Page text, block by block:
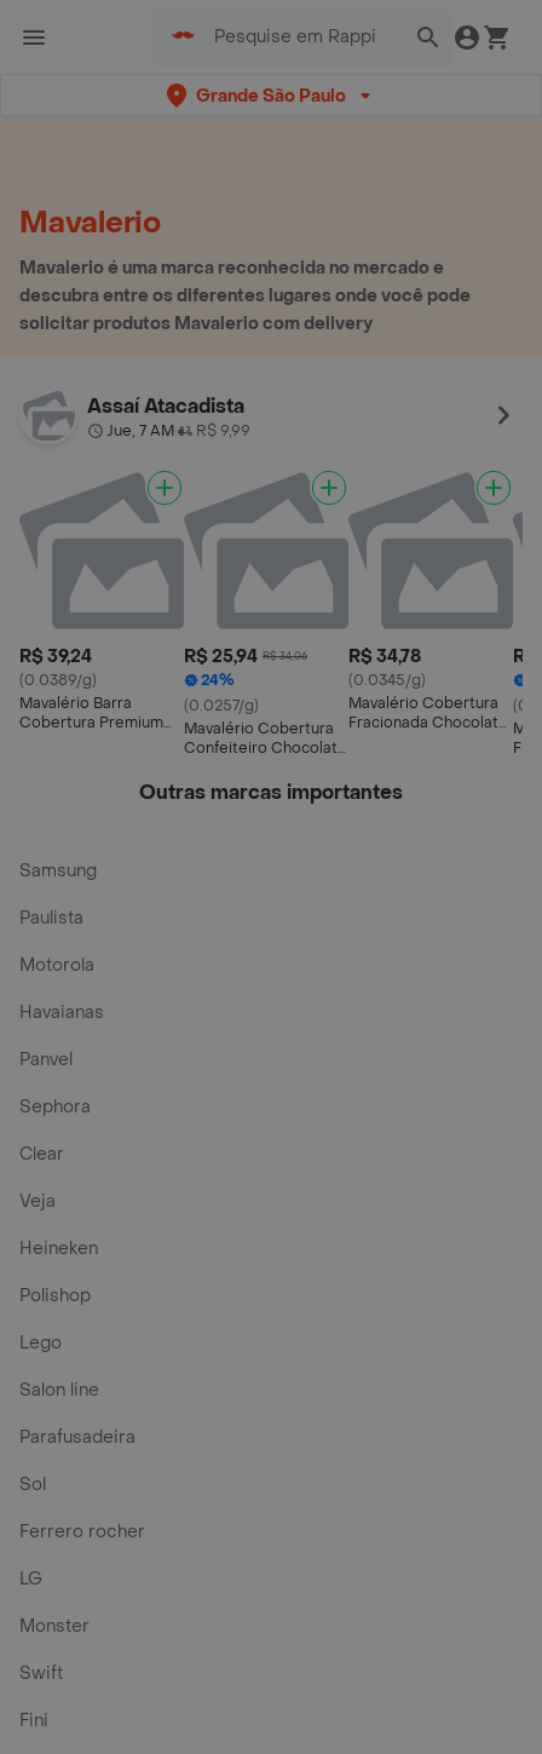
Grande São Paulo
Mavalerio
Mavalerio é uma marca reconhecida no mercado e
descubra entre os diferentes lugares onde você pode
solicitar produtos Mavalerio com delivery
Assaí Atacadista
Jue, 7 AM• R$ 9,99
R$ 39,24
(0.0389/g)
Mavalério Barra
Cobertura Premium
R$ 25,94 R$ 34,06
24%
(0.0257/g)
Mavalério Cobertura
Confeiteiro Chocolate
R$ 34,78
(0.0345/g)
Mavalério Cobertura
Fracionada Chocolate
R$
Outras marcas importantes
Samsung
Paulista
Motorola
Havaianas
Panvel
Sephora
Clear
Veja
Heineken
Polishop
Lego
Salon line
Parafusadeira
Sol
Ferrero rocher
LG
Monster
Swift
Fini